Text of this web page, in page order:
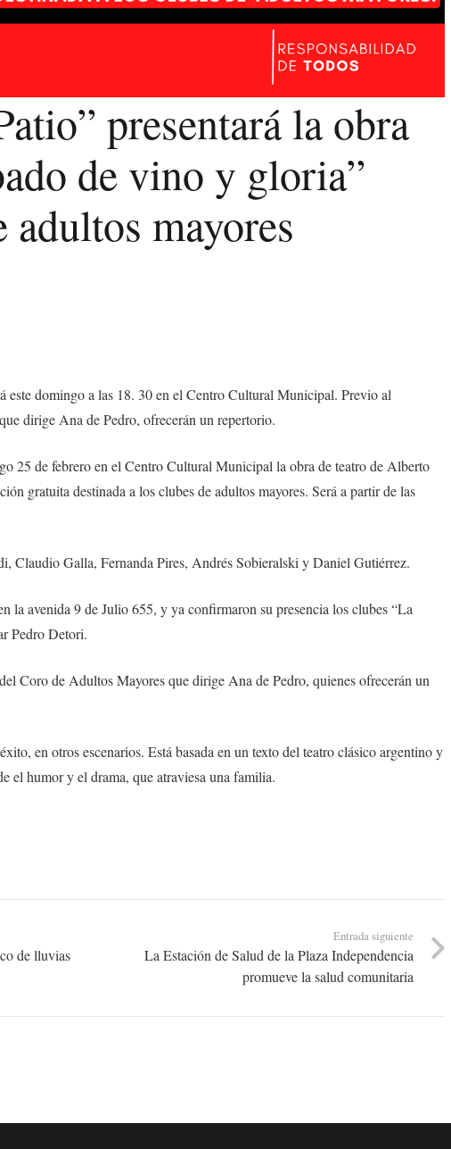
presentará la obra
de vino y gloria”
adultos mayores
este domingo a las 18. 30 en el Centro Cultural Municipal. Previo al
dirige Ana de Pedro, ofrecerán un repertorio.
25 de febrero en el Centro Cultural Municipal la obra de teatro de Alberto
gratuita destinada a los clubes de adultos mayores. Será a partir de las
Claudio Galla, Fernanda Pires, Andrés Sobieralski y Daniel Gutiérrez.
la avenida 9 de Julio 655, y ya confirmaron su presencia los clubes “La
Pedro Detori.
Coro de Adultos Mayores que dirige Ana de Pedro, quienes ofrecerán un
en otros escenarios. Está basada en un texto del teatro clásico argentino y
el humor y el drama, que atraviesa una familia.
de lluvias
Entrada siguiente
La Estación de Salud de la Plaza Independencia
promueve la salud comunitaria